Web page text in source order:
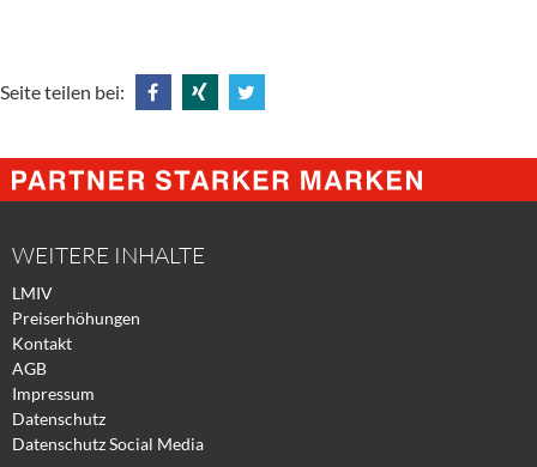
Seite teilen bei:
@
Facebook
@
Xing
@
Twitter
WEITERE INHALTE
LMIV
Preiserhöhungen
Kontakt
AGB
Impressum
Datenschutz
Datenschutz Social Media